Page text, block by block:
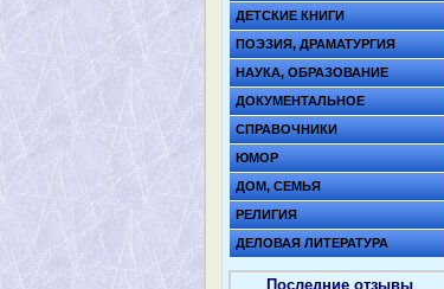
ДЕТСКИЕ КНИГИ
ПОЭЗИЯ, ДРАМАТУРГИЯ
НАУКА, ОБРАЗОВАНИЕ
ДОКУМЕНТАЛЬНОЕ
СПРАВОЧНИКИ
ЮМОР
ДОМ, СЕМЬЯ
РЕЛИГИЯ
ДЕЛОВАЯ ЛИТЕРАТУРА
Последние отзывы